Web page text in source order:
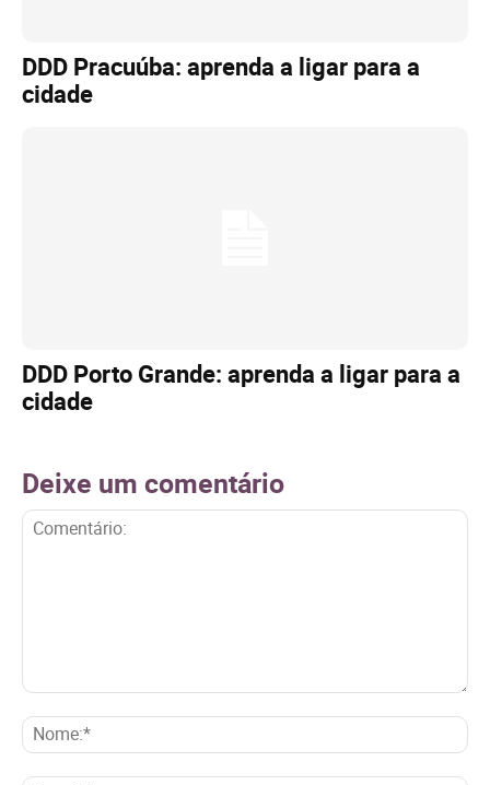
DDD Pracuúba: aprenda a ligar para a
cidade
DDD Porto Grande: aprenda a ligar para a
cidade
Deixe um comentário